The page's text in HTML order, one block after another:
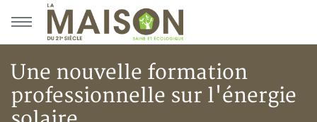
Aller au menu principal
Aller au contenu principal
Une nouvelle formation
professionnelle sur l'énergie